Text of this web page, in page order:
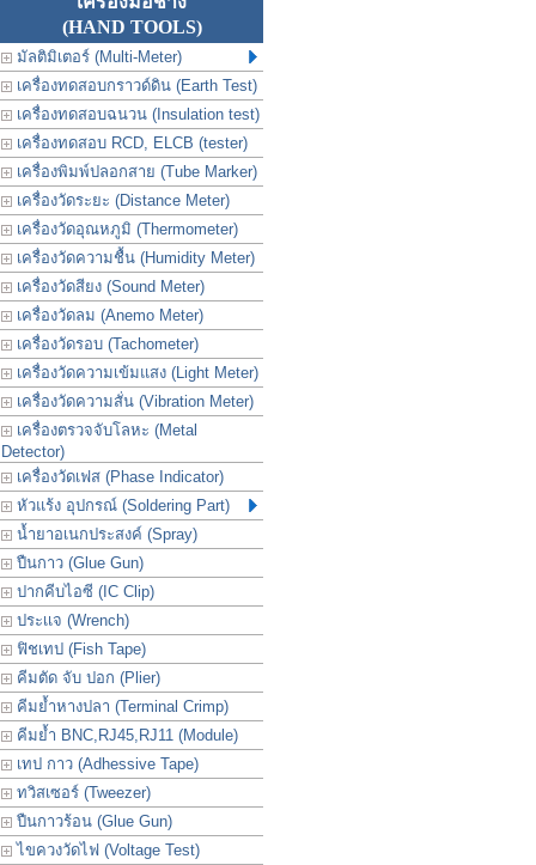
(HAND TOOLS)
มัลติมิเตอร์ (Multi-Meter)
เครื่องทดสอบกราวด์ดิน (Earth Test)
เครื่องทดสอบฉนวน (Insulation test)
เครื่องทดสอบ RCD, ELCB (tester)
เครื่องพิมพ์ปลอกสาย (Tube Marker)
เครื่องวัดระยะ (Distance Meter)
เครื่องวัดอุณหภูมิ (Thermometer)
เครื่องวัดความชื้น (Humidity Meter)
เครื่องวัดสียง (Sound Meter)
เครื่องวัดลม (Anemo Meter)
เครื่องวัดรอบ (Tachometer)
เครื่องวัดความเข้มแสง (Light Meter)
เครื่องวัดความสั่น (Vibration Meter)
เครื่องตรวจจับโลหะ (Metal
Detector)
เครื่องวัดเฟส (Phase Indicator)
หัวแร้ง อุปกรณ์ (Soldering Part)
น้ำยาอเนกประสงค์ (Spray)
ปืนกาว (Glue Gun)
ปากคีบไอซี (IC Clip)
ประเเจ (Wrench)
ฟิชเทป (Fish Tape)
คีมตัด จับ ปอก (Plier)
คีมย้ำหางปลา (Terminal Crimp)
คีมย้ำ BNC,RJ45,RJ11 (Module)
เทป กาว (Adhessive Tape)
ทวิสเซอร์ (Tweezer)
ปืนกาวร้อน (Glue Gun)
ไขควงวัดไฟ (Voltage Test)